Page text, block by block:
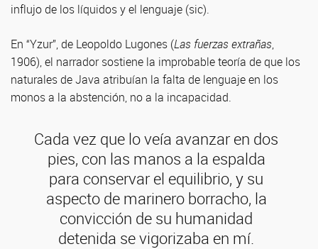
influjo de los líquidos y el lenguaje (sic).
En “Yzur”, de Leopoldo Lugones (Las fuerzas extrañas,
1906), el narrador sostiene la improbable teoría de que los
naturales de Java atribuían la falta de lenguaje en los
monos a la abstención, no a la incapacidad.
Cada vez que lo veía avanzar en dos
pies, con las manos a la espalda
para conservar el equilibrio, y su
aspecto de marinero borracho, la
convicción de su humanidad
detenida se vigorizaba en mí.